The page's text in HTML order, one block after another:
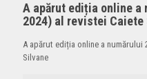
A apărut ediția online a
2024) al revistei Caiete
A apărut ediția online a numărului
Silvane